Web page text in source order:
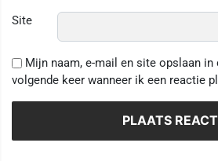
Site
Mijn naam, e-mail en site opslaan in
volgende keer wanneer ik een reactie